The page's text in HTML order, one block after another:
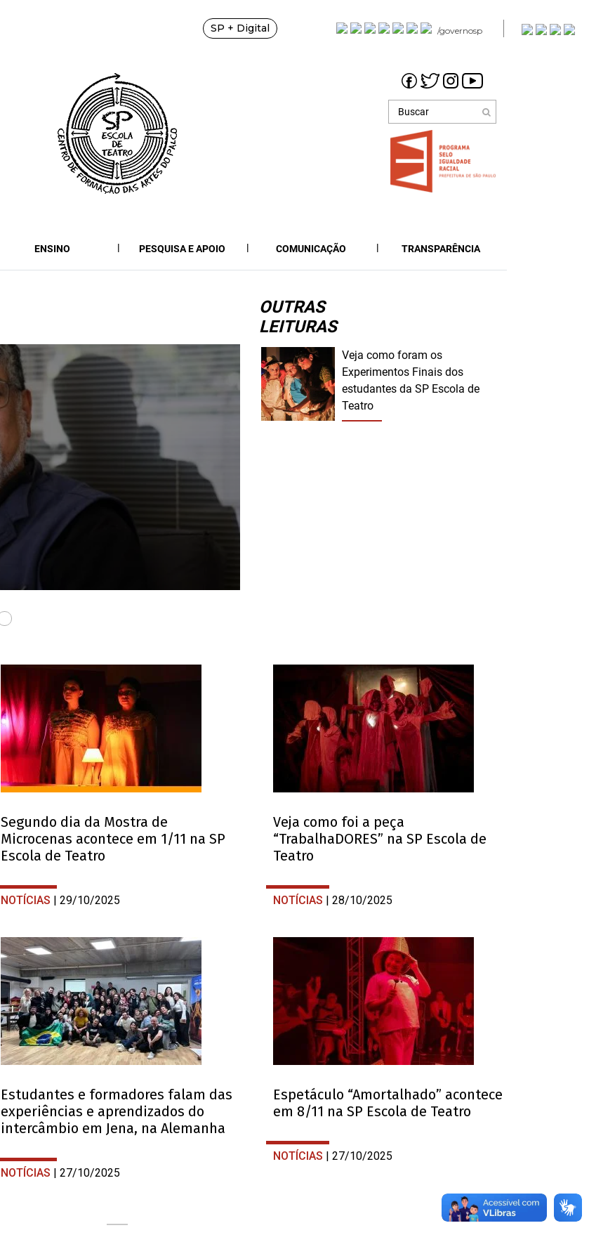
SP + Digital /governosp
ENSINO PESQUISA E APOIO COMUNICAÇÃO TRANSPARÊNCIA
OUTRAS
LEITURAS
Veja como foram os
Experimentos Finais dos
estudantes da SP Escola de
Teatro
Segundo dia da Mostra de
Microcenas acontece em 1/11 na SP
Escola de Teatro
NOTÍCIAS | 29/10/2025
Veja como foi a peça
“TrabalhaDORES” na SP Escola de
Teatro
NOTÍCIAS | 28/10/2025
Estudantes e formadores falam das
experiências e aprendizados do
intercâmbio em Jena, na Alemanha
NOTÍCIAS | 27/10/2025
Espetáculo “Amortalhado” acontece
em 8/11 na SP Escola de Teatro
NOTÍCIAS | 27/10/2025